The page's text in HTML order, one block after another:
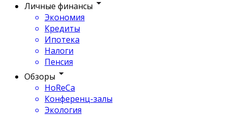
Личные финансы
Экономия
Кредиты
Ипотека
Налоги
Пенсия
Обзоры
HoReCa
Конференц-залы
Экология